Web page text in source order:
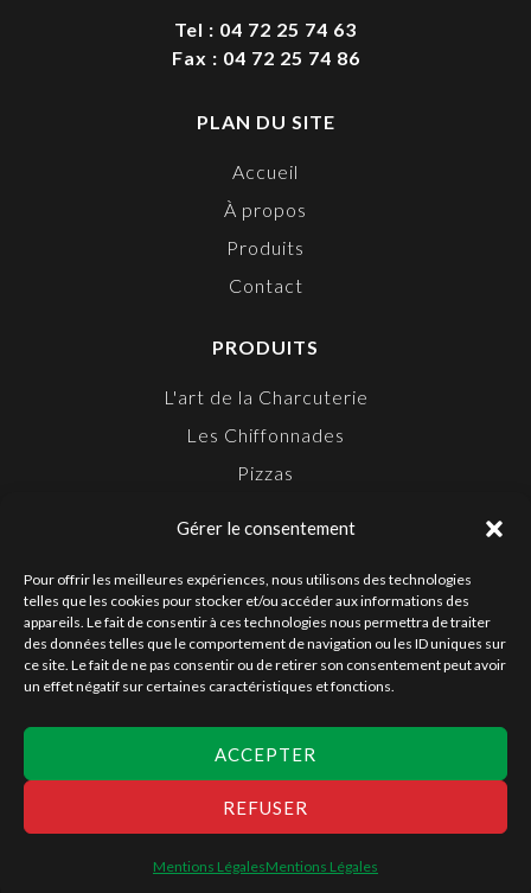
Gérer le consentement
Pour offrir les meilleures expériences, nous utilisons des technologies
telles que les cookies pour stocker et/ou accéder aux informations des
appareils. Le fait de consentir à ces technologies nous permettra de traiter
des données telles que le comportement de navigation ou les ID uniques sur
ce site. Le fait de ne pas consentir ou de retirer son consentement peut avoir
un effet négatif sur certaines caractéristiques et fonctions.
ACCEPTER
REFUSER
Mentions LégalesMentions Légales
Tel : 04 72 25 74 63
Fax : 04 72 25 74 86
PLAN DU SITE
Accueil
À propos
Produits
Contact
PRODUITS
L'art de la Charcuterie
Les Chiffonnades
Pizzas
FOLLOW US ON
TOP
Corte del Gusto ©Mentions Légales-Mentions Sanitaires-
Création :Tracy Graphiste